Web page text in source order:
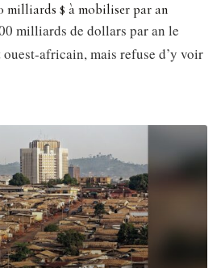
milliards $ à mobiliser par an
milliards de dollars par an le
africain, mais refuse d’y voir